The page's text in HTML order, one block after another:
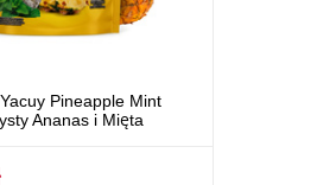
Pineapple Mint
Ananas i Mięta